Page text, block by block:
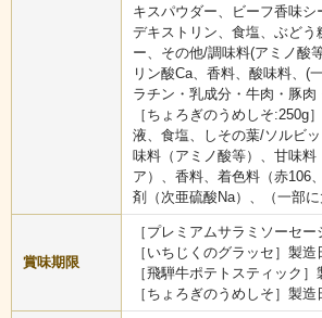
キスパウダー、ビーフ香味シ
デキストリン、食塩、ぶどう
ー、その他/調味料(アミノ酸
リン酸Ca、香料、酸味料、(
ラチン・乳成分・牛肉・豚肉
［ちょろぎのうめしそ:250g
液、食塩、しその葉/ソルビ
味料（アミノ酸等）、甘味料
ア）、香料、着色料（赤106
剤（次亜硫酸Na）、（一部に
賞味期限
［プレミアムサラミソーセ
［いちじくのグラッセ］製造
［飛騨牛ポテトスティック
［ちょろぎのうめしそ］製造